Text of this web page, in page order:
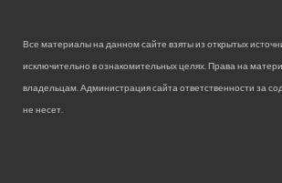
Все материалы на данном сайте взяты из открытых
исключительно в ознакомительных целях. Права на
владельцам. Администрация сайта ответственности за
не несет.